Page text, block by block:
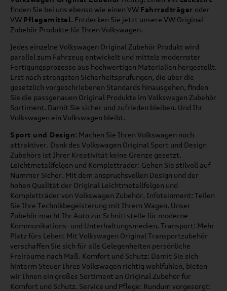
finden Sie bei uns ebenso wie einen VW Fahrradträger oder
VW Pflegemittel. Entdecken Sie jetzt unsere VW Original
Zubehör Produkte für Ihren Volkswagen.
Jedes einzelne Volkswagen Original Zubehör Produkt wird
parallel zum Fahrzeug entwickelt und mittels modernster
Fertigungsprozesse aus hochwertigen Materialien hergestellt.
Erst nach strengsten Sicherheitsprüfungen, die über die
gesetzlich vorgeschriebenen Standards hinausgehen, finden
Sie die passgenauen Original Produkte im Volkswagen Zubehör
Sortiment. Damit Sie sicher und zufrieden bleiben. Und Ihr
Volkswagen ein Volkswagen bleibt.
Sport und Design: Machen Sie Ihren Volkswagen noch
attraktiver. Dank des Volkswagen Original Sport und Design
Zubehörs ist Ihrer Kreativität keine Grenze gesetzt.
Leichtmetallfelgen und Kompletträder: Gehen Sie stilvoll auf
Nummer Sicher. Mit dem anspruchsvollen Design und der
hohen Qualität der Original Leichtmetallfelgen und
Kompletträder von Volkswagen Zubehör. Infotainment: Teilen
Sie Ihre Technikbegeisterung mit Ihrem Wagen. Unser
Zubehör macht Ihr Auto zur Schnittstelle für moderne
Kommunikations- und Unterhaltungsmedien. Transport: Mehr
Platz fürs Leben: Mit Volkswagen Original Transportzubehör
verschaffen Sie sich für alle Gelegenheiten persönliche
Freiräume nach Maß. Komfort und Schutz: Damit Sie sich
hinterm Steuer Ihres Volkswagen richtig wohlfühlen, bieten
wir Ihnen ein großes Sortiment an Original Zubehör für
Komfort und Schutz. Service und Pflege: Rundum vorgesorgt: